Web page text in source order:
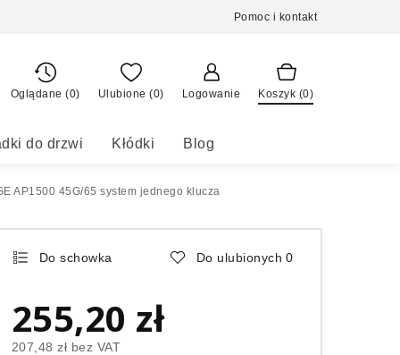
Pomoc i kontakt
Oglądane (0) Ulubione (0) Logowanie Koszyk (0)
do drzwi Kłódki Blog
AP1500 45G/65 system jednego klucza
Do schowka Do ulubionych 0
255,20 zł
207,48 zł bez VAT